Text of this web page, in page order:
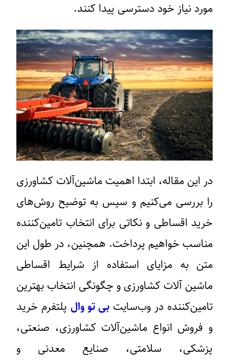
مورد نیاز خود دسترسی پیدا کنند.
در این مقاله، ابتدا اهمیت ماشین‌آلات کشاورزی
را بررسی می‌کنیم و سپس به توضیح روش‌های
خرید اقساطی و نکاتی برای انتخاب تامین‌کننده
مناسب خواهیم پرداخت. همچنین، در طول این
متن به مزایای استفاده از شرایط اقساطی
ماشین آلات کشاورزی و چگونگی انتخاب بهترین
تامین‌کننده در وب‌سایت بی تو وال پلتفرم خرید
و فروش انواع ماشین‌آلات کشاورزی، صنعتی،
پزشکی، سلامتی، صنایع معدنی و